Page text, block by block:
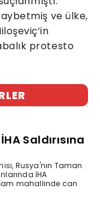
ve ülke,
protesto
Saldırısına
Rusya'nın Taman
İHA
mahallinde can